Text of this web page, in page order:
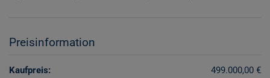
Preisinformation
Kaufpreis:
499.000,00 €